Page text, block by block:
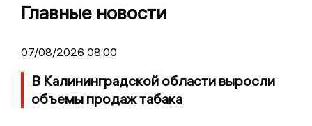
Главные новости
07/08/2026 08:00
В Калининградской области выросли
объемы продаж табака